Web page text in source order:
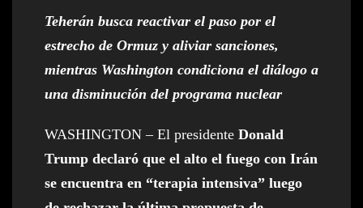
Teherán busca reactivar el paso por el
estrecho de Ormuz y aliviar sanciones,
mientras Washington condiciona el diálogo a
una disminución del programa nuclear
WASHINGTON – El presidente Donald
Trump declaró que el alto el fuego con Irán
se encuentra en “terapia intensiva” luego